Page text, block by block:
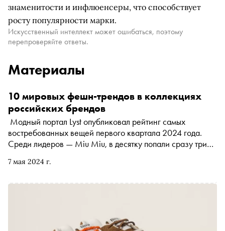
знаменитости и инфлюенсеры, что способствует
росту популярности марки.
Искусственный интеллект может ошибаться, поэтому
перепроверяйте ответы.
Материалы
7 мая 2024 г.
10 мировых фешн-трендов в коллекциях
российских брендов
Модный портал Lyst опубликовал рейтинг самых
востребованных вещей первого квартала 2024 года.
Среди лидеров — Miu Miu, в десятку попали сразу три
Батурина изучила строчки рейтинга и нашла похожую